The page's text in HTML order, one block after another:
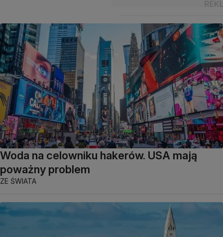
Woda na celowniku hakerów. USA mają
poważny problem
ZE ŚWIATA